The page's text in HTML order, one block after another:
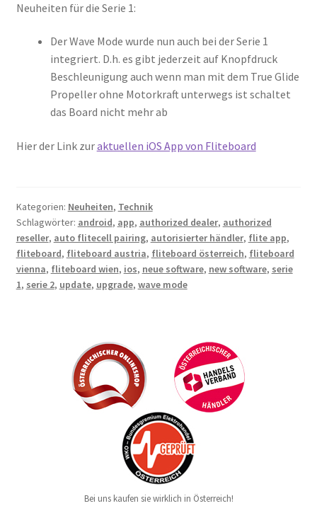
Neuheiten für die Serie 1:
Der Wave Mode wurde nun auch bei der Serie 1
integriert. D.h. es gibt jederzeit auf Knopfdruck
Beschleunigung auch wenn man mit dem True Glide
Propeller ohne Motorkraft unterwegs ist schaltet
das Board nicht mehr ab
Hier der Link zuraktuellen iOS App von Fliteboard
Kategorien: Neuheiten, Technik
Schlagwörter: android, app, authorized dealer, authorized
reseller, auto flitecell pairing, autorisierter händler, flite app,
fliteboard, fliteboard austria, fliteboard österreich, fliteboard
vienna, fliteboard wien, ios, neue software, new software, serie
1, serie 2, update, upgrade, wave mode
Bei uns kaufen sie wirklich in Österreich!